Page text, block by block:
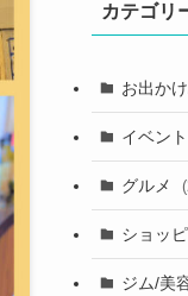
カテゴリ
お出か
イベン
グルメ
ショッ
ジム/美